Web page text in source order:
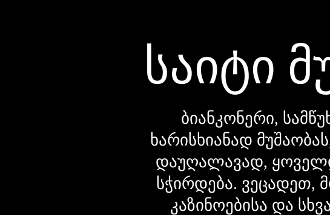
საიტი
ბიანკონერი,
ხარისხიანად
დაუღალავად,
სჭირდება. ვეცადეთ,
კაზინოებისა და